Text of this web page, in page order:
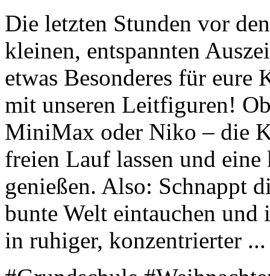
Die letzten Stunden vor
kleinen, entspannten
etwas Besonderes für eure
mit unseren Leitfiguren!
MiniMax oder Niko – die
freien Lauf lassen und eine
genießen. Also: Schnappt
bunte Welt eintauchen
in ruhiger, konzentrierter ...